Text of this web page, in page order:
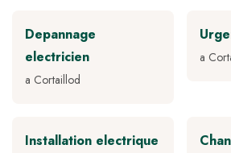
Depannage
electricien
a Cortaillod
a
Installation electrique